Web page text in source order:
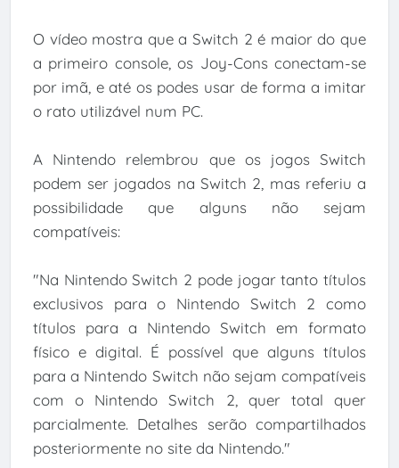
O vídeo mostra que a Switch 2 é maior do que
a primeiro console, os Joy-Cons conectam-se
por imã, e até os podes usar de forma a imitar
o rato utilizável num PC.
A Nintendo relembrou que os jogos Switch
podem ser jogados na Switch 2, mas referiu a
possibilidade que alguns não sejam
compatíveis:
"Na Nintendo Switch 2 pode jogar tanto títulos
exclusivos para o Nintendo Switch 2 como
títulos para a Nintendo Switch em formato
físico e digital. É possível que alguns títulos
para a Nintendo Switch não sejam compatíveis
com o Nintendo Switch 2, quer total quer
parcialmente. Detalhes serão compartilhados
posteriormente no site da Nintendo."